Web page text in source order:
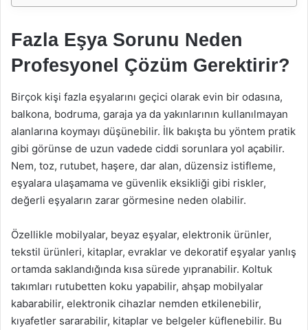
Fazla Eşya Sorunu Neden
Profesyonel Çözüm Gerektirir?
Birçok kişi fazla eşyalarını geçici olarak evin bir odasına,
balkona, bodruma, garaja ya da yakınlarının kullanılmayan
alanlarına koymayı düşünebilir. İlk bakışta bu yöntem pratik
gibi görünse de uzun vadede ciddi sorunlara yol açabilir.
Nem, toz, rutubet, haşere, dar alan, düzensiz istifleme,
eşyalara ulaşamama ve güvenlik eksikliği gibi riskler,
değerli eşyaların zarar görmesine neden olabilir.
Özellikle mobilyalar, beyaz eşyalar, elektronik ürünler,
tekstil ürünleri, kitaplar, evraklar ve dekoratif eşyalar yanlış
ortamda saklandığında kısa sürede yıpranabilir. Koltuk
takımları rutubetten koku yapabilir, ahşap mobilyalar
kabarabilir, elektronik cihazlar nemden etkilenebilir,
kıyafetler sararabilir, kitaplar ve belgeler küflenebilir. Bu